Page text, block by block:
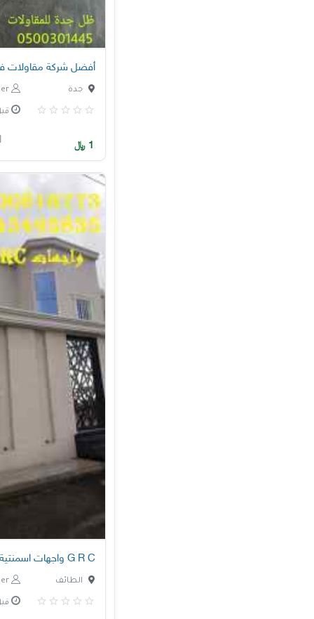
أفضل شركة مقاولات
nagham.enjineer جدة
قبل 3
1 ﷼
G R C واجهات اسمنتية ، معلم واجهات جي ار سي
nagham.enjineer الطائف
قبل 3